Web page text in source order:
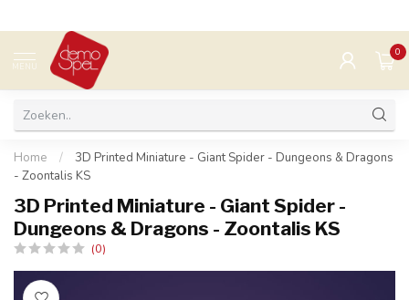
MENU
0
Home /
3D Printed Miniature - Giant Spider - Dungeons & Dragons
- Zoontalis KS
3D Printed Miniature - Giant Spider -
Dungeons & Dragons - Zoontalis KS
(0)